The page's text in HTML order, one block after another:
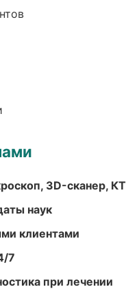
3D-сканер, КТ
наук
клиентами
7
при лечении